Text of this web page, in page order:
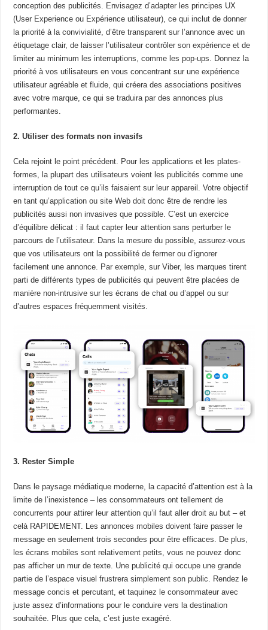
conception des publicités. Envisagez d’adapter les principes UX
(User Experience ou Expérience utilisateur), ce qui inclut de donner
la priorité à la convivialité, d’être transparent sur l’annonce avec un
étiquetage clair, de laisser l’utilisateur contrôler son expérience et de
limiter au minimum les interruptions, comme les pop-ups. Donnez la
priorité à vos utilisateurs en vous concentrant sur une expérience
utilisateur agréable et fluide, qui créera des associations positives
avec votre marque, ce qui se traduira par des annonces plus
performantes.
2. Utiliser des formats non invasifs
Cela rejoint le point précédent. Pour les applications et les plates-
formes, la plupart des utilisateurs voient les publicités comme une
interruption de tout ce qu’ils faisaient sur leur appareil. Votre objectif
en tant qu’application ou site Web doit donc être de rendre les
publicités aussi non invasives que possible. C’est un exercice
d’équilibre délicat : il faut capter leur attention sans perturber le
parcours de l’utilisateur. Dans la mesure du possible, assurez-vous
que vos utilisateurs ont la possibilité de fermer ou d’ignorer
facilement une annonce. Par exemple, sur Viber, les marques tirent
parti de différents types de publicités qui peuvent être placées de
manière non-intrusive sur les écrans de chat ou d’appel ou sur
d’autres espaces fréquemment visités.
3. Rester Simple
Dans le paysage médiatique moderne, la capacité d’attention est à la
limite de l’inexistence – les consommateurs ont tellement de
concurrents pour attirer leur attention qu’il faut aller droit au but – et
celà RAPIDEMENT. Les annonces mobiles doivent faire passer le
message en seulement trois secondes pour être efficaces. De plus,
les écrans mobiles sont relativement petits, vous ne pouvez donc
pas afficher un mur de texte. Une publicité qui occupe une grande
partie de l’espace visuel frustrera simplement son public. Rendez le
message concis et percutant, et taquinez le consommateur avec
juste assez d’informations pour le conduire vers la destination
souhaitée. Plus que cela, c’est juste exagéré.